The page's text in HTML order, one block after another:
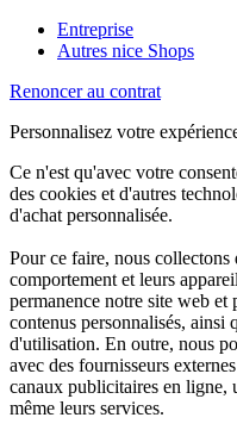
Entreprise
Autres nice Shops
Renoncer au contrat
Personnalisez votre
Ce n'est qu'avec votre
des cookies et d'autres
d'achat personnalisée.
Pour ce faire, nous collectons
comportement et leurs
permanence notre site web
contenus personnalisés, ainsi
d'utilisation. En outre, nous
avec des fournisseurs
canaux publicitaires en ligne,
même leurs services.